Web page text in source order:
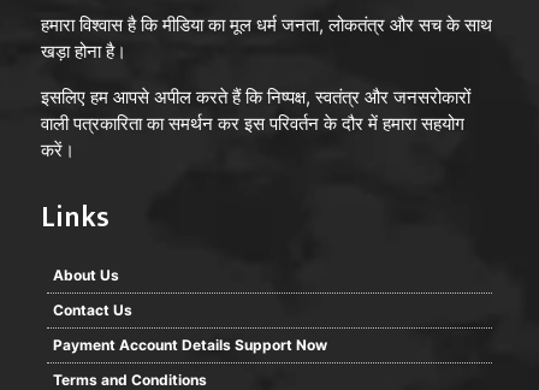
हमारा विश्वास है कि मीडिया का मूल धर्म जनता, लोकतंत्र और सच के साथ
खड़ा होना है।
इसलिए हम आपसे अपील करते हैं कि निष्पक्ष, स्वतंत्र और जनसरोकारों
वाली पत्रकारिता का समर्थन कर इस परिवर्तन के दौर में हमारा सहयोग
करें।
Links
About Us
Contact Us
Payment Account Details Support Now
Terms and Conditions